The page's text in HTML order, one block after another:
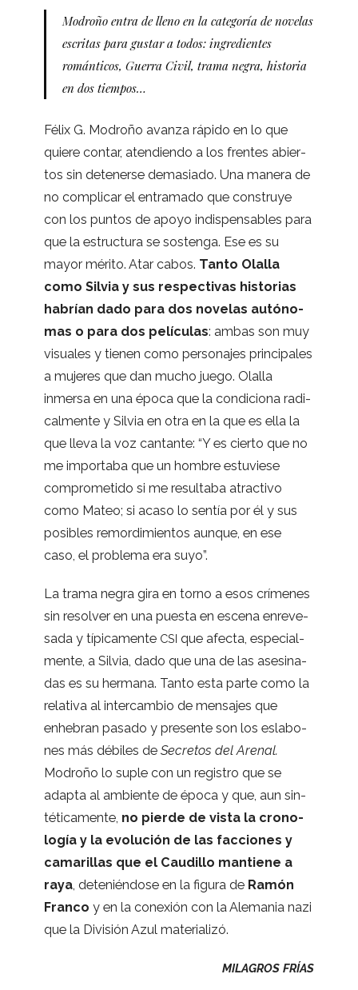
Modroño entra de lleno en la cate­go­ría de nove­las
escri­tas para gus­tar a todos: ingre­dien­tes
román­ti­cos, Gue­rra Civil, trama negra, his­to­ria
en dos tiempos…
Félix G. Modroño avanza rápido en lo que
quiere con­tar, aten­diendo a los fren­tes abier­
tos sin dete­nerse dema­siado. Una manera de
no com­pli­car el entra­mado que cons­truye
con los pun­tos de apoyo indis­pen­sa­bles para
que la estruc­tura se sos­tenga. Ese es su
mayor mérito. Atar cabos. Tanto Ola­lla
como Sil­via y sus res­pec­ti­vas his­to­rias
habrían dado para dos nove­las autó­no­
mas o para dos pelí­cu­las: ambas son muy
visua­les y tie­nen como per­so­na­jes prin­ci­pa­les
a muje­res que dan mucho juego. Ola­lla
inmersa en una época que la con­di­ciona radi­
cal­mente y Sil­via en otra en la que es ella la
que lleva la voz can­tante: “Y es cierto que no
me impor­taba que un hom­bre estu­viese
com­pro­me­tido si me resul­taba atrac­tivo
como Mateo; si acaso lo sen­tía por él y sus
posi­bles remor­di­mien­tos aun­que, en ese
caso, el pro­blema era suyo”.
La trama negra gira en torno a esos crí­me­nes
sin resol­ver en una puesta en escena enre­ve­
sada y típi­ca­mente CSI que afecta, espe­cial­
mente, a Sil­via, dado que una de las ase­si­na­
das es su her­mana. Tanto esta parte como la
rela­tiva al inter­cam­bio de men­sa­jes que
enhe­bran pasado y pre­sente son los esla­bo­
nes más débi­les de Secre­tos del Are­nal.
Modroño lo suple con un regis­tro que se
adapta al ambiente de época y que, aun sin­
té­ti­ca­mente, no pierde de vista la cro­no­
lo­gía y la evo­lu­ción de las fac­cio­nes y
cama­ri­llas que el Cau­di­llo man­tiene a
raya, dete­nién­dose en la figura de Ramón
Franco y en la cone­xión con la Ale­ma­nia nazi
que la Divi­sión Azul materializó.
MILAGROS FRÍAS